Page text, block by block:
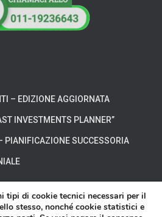
– EDIZIONE AGGIORNATA
INVESTMENTS PLANNER”
PIANIFICAZIONE SUCCESSORIA
tipi di cookie tecnici necessari per il
stesso, nonché cookie statistici e